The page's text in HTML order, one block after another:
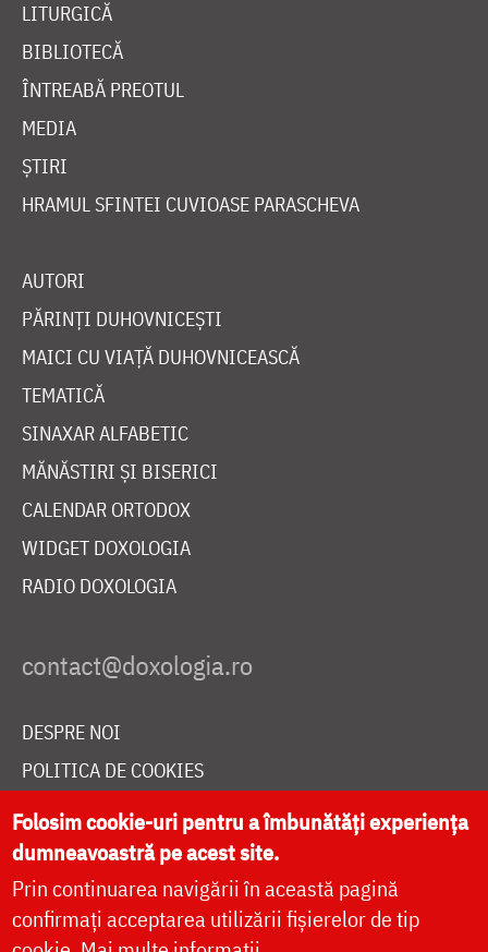
LITURGICĂ
BIBLIOTECĂ
ÎNTREABĂ PREOTUL
MEDIA
ȘTIRI
HRAMUL SFINTEI CUVIOASE PARASCHEVA
AUTORI
PĂRINȚI DUHOVNICEȘTI
MAICI CU VIAȚĂ DUHOVNICEASCĂ
TEMATICĂ
SINAXAR ALFABETIC
MĂNĂSTIRI ȘI BISERICI
CALENDAR ORTODOX
WIDGET DOXOLOGIA
RADIO DOXOLOGIA
DESPRE NOI
POLITICA DE COOKIES
DONEAZĂ ONLINE PENTRU CATEDRALA NAȚIONALĂ
LIVE
Folosim cookie-uri pentru a îmbunătăți experiența
dumneavoastră pe acest site.
Prin continuarea navigării în această pagină
confirmați acceptarea utilizării fișierelor de tip